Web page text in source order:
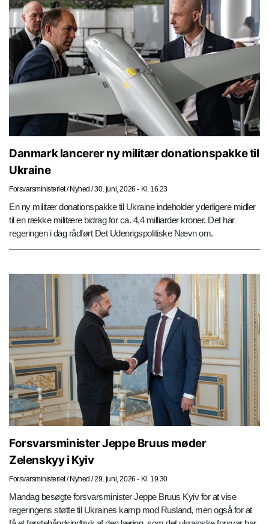
Danmark lancerer ny militær donationspakke til
Ukraine
Forsvarsministeriet/ Nyhed /30. juni, 2026 - Kl. 16.23
En ny militær donationspakke til Ukraine indeholder yderligere midler
til en række militære bidrag for ca. 4,4 milliarder kroner. Det har
regeringen i dag rådført Det Udenrigspolitiske Nævn om.
Forsvarsminister Jeppe Bruus møder
Zelenskyy i Kyiv
Forsvarsministeriet/ Nyhed /29. juni, 2026 - Kl. 19.30
Mandag besøgte forsvarsminister Jeppe Bruus Kyiv for at vise
regeringens støtte til Ukraines kamp mod Rusland, men også for at